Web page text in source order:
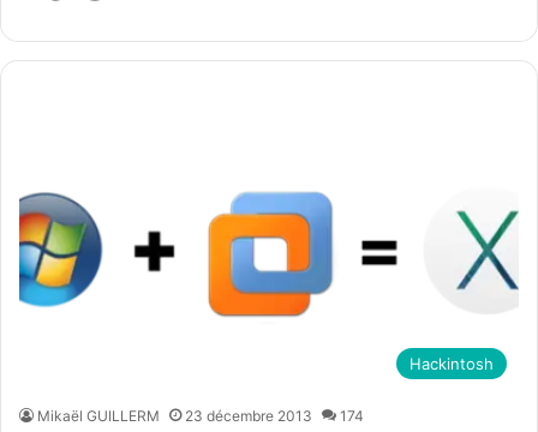
Hackintosh
Mikaël GUILLERM 23 décembre 2013 174